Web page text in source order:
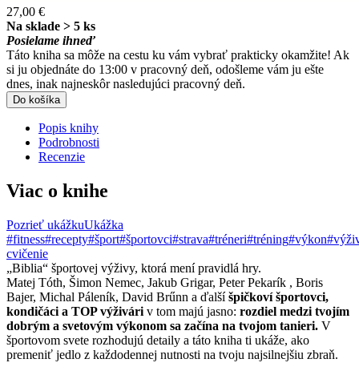
27,00 €
Na sklade > 5 ks
Posielame ihneď
Táto kniha sa môže na cestu ku vám vybrať prakticky okamžite! Ak
si ju objednáte do 13:00 v pracovný deň, odošleme vám ju ešte
dnes, inak najneskôr nasledujúci pracovný deň.
Do košíka
Popis knihy
Podrobnosti
Recenzie
Viac o knihe
Pozrieť ukážkuUkážka
#fitness#recepty#šport#športovci#strava#tréneri#tréning#výkon
cvičenie
„Biblia“ športovej výživy, ktorá mení pravidlá hry.
Matej Tóth, Šimon Nemec, Jakub Grigar, Peter Pekarík , Boris
Bajer, Michal Páleník, David Brűnn a ďalšíšpičkoví športovci,
kondičáci a TOP výživári v tom majú jasno: rozdiel medzi tvojím
dobrým a svetovým výkonom sa začína na tvojom tanieri. V
športovom svete rozhodujú detaily a táto kniha ti ukáže, ako
premeniť jedlo z každodennej nutnosti na tvoju najsilnejšiu zbraň.